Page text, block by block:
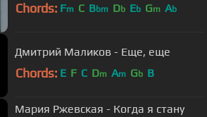
Chords: Fm C Bbm Db Eb Gm Ab
Дмитрий Маликов - Еще, еще
Chords: E F C Dm Am Gb B
Мария Ржевская - Когда я стану